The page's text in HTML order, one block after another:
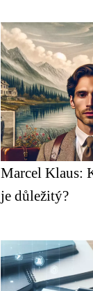
Marcel Klaus:
je důležitý?